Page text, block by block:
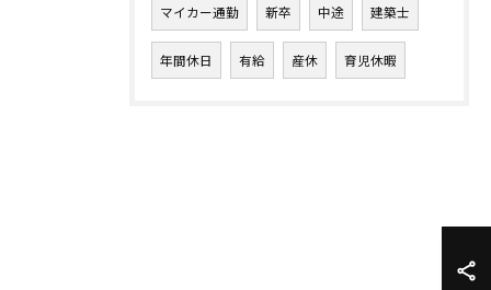
マイカー通勤 新卒 中途 建築士
年間休日 有給 産休 育児休暇